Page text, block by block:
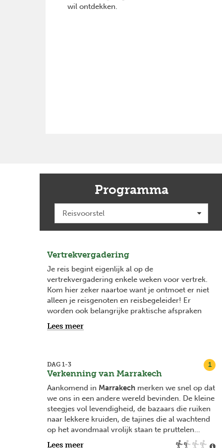
wil ontdekken.
Programma
Vertrekvergadering
Je reis begint eigenlijk al op de
vertrekvergadering enkele weken voor vertrek.
Kom hier zeker naartoe want je ontmoet er niet
alleen je reisgenoten en reisbegeleider! Er
worden ook belangrijke praktische afspraken
gemaakt en het is het ideale moment om
antwoord te krijgen op je vragen. Vanaf 2
vertrekvergadering en na boeking word je
hiervan ook op de hoogte gehouden via mail.
Lees meer
1
DAG 1-3
Verkenning van Marrakech
Aankomend in Marrakech merken we snel op dat
we ons in een andere wereld bevinden. De kleine
steegjes vol levendigheid, de bazaars die ruiken
naar lekkere kruiden, de tajines die al wachtend
op het avondmaal vrolijk staan te pruttelen…
Welkom in Marokko!
Lees meer